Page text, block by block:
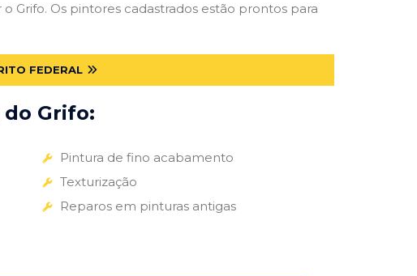
Grifo. Os pintores cadastrados estão prontos para
FEDERAL
Grifo:
Pintura de fino acabamento
Texturização
Reparos em pinturas antigas